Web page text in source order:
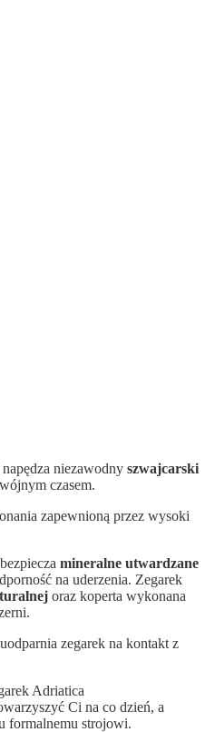
napędza niezawodny szwajcarski
czasem.
zapewnioną przez wysoki
mineralne utwardzane
na uderzenia. Zegarek
oraz koperta wykonana
uodparnia zegarek na kontakt z
Adriatica
Ci na co dzień, a
formalnemu strojowi.